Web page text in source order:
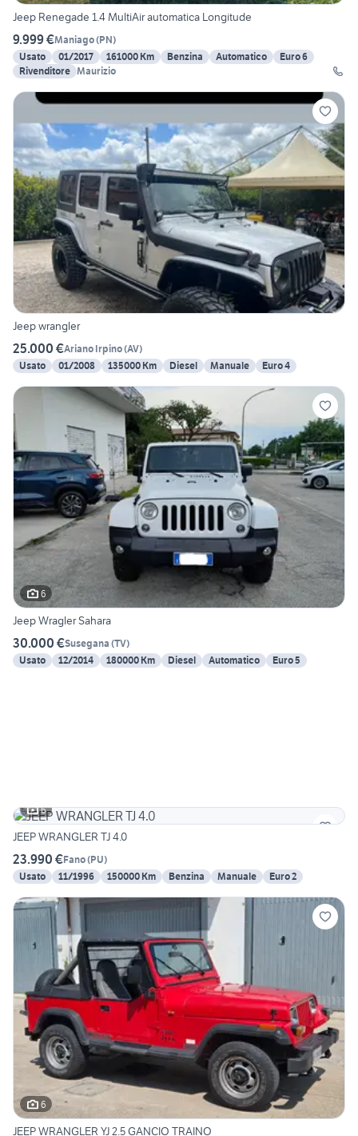
Jeep Renegade 1.4 MultiAir automatica Longitude
9.999 €Maniago(PN)
Usato
01/2017 161000 Km Benzina Automatico
Euro 6
Rivenditore Maurizio
Jeep wrangler
25.000 €Ariano Irpino(AV)
Usato
01/2008 135000 Km Diesel Manuale Euro 4
6
Jeep Wragler Sahara
30.000 €Susegana (TV)
Usato
12/2014 180000 Km Diesel Automatico Euro 5
6
JEEP WRANGLER TJ 4.0
23.990 €Fano(PU)
Usato
11/1996 150000 Km Benzina Manuale Euro 2
6
JEEP WRANGLER YJ 2.5 GANCIO TRAINO